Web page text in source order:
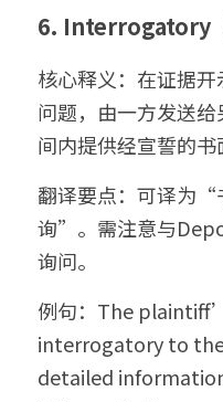
6. Interrogatory
核心释义：在证据
问题，由一方发送
间内提供经宣誓的书
翻译要点：可译为
询”。需注意与
询问。
例句：The
interrogatory to
detailed